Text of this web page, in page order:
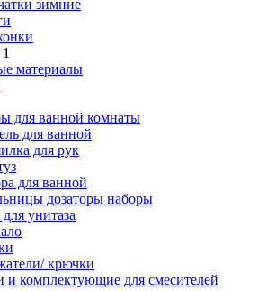
зимние
материалы
для ванной комнаты
для ванной
для рук
для ванной
дозаторы наборы
унитаза
крючки
и комплектующие для смесителей